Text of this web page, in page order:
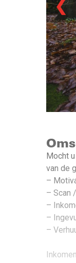
❮
Mocht
van de
–
– Scan
–
–
–